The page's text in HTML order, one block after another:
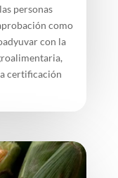
personas
como
con la
certificación